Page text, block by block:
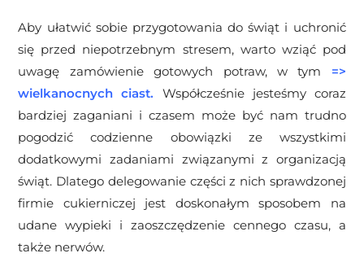
Aby ułatwić sobie przygotowania do świąt i uchronić
się przed niepotrzebnym stresem, warto wziąć pod
uwagę zamówienie gotowych potraw, w tym =>
wielkanocnych ciast.
Współcześnie jesteśmy coraz
bardziej zaganiani i czasem może być nam trudno
pogodzić codzienne obowiązki ze wszystkimi
dodatkowymi zadaniami związanymi z organizacją
świąt. Dlatego delegowanie części z nich sprawdzonej
firmie cukierniczej jest doskonałym sposobem na
udane wypieki i zaoszczędzenie cennego czasu, a
także nerwów.